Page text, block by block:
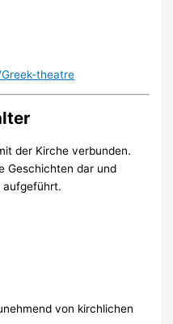
theatre
der Kirche verbunden.
Geschichten dar und
aufgeführt.
von kirchlichen